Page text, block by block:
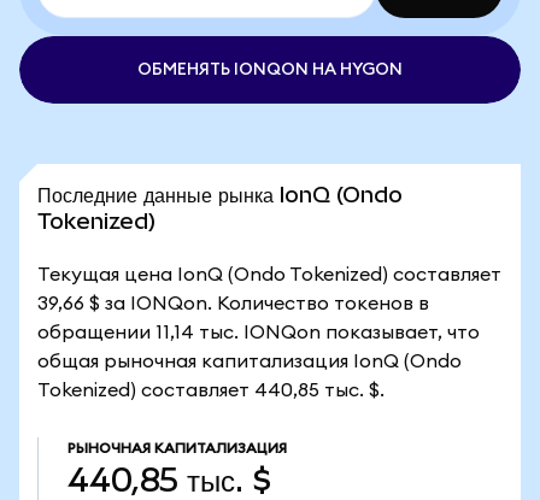
ОБМЕНЯТЬ IONQON НА HYGON
Последние данные рынка IonQ (Ondo
Tokenized)
Текущая цена IonQ (Ondo Tokenized) составляет
39,66 $ за IONQon. Количество токенов в
обращении 11,14 тыс. IONQon показывает, что
общая рыночная капитализация IonQ (Ondo
Tokenized) составляет 440,85 тыс. $.
РЫНОЧНАЯ КАПИТАЛИЗАЦИЯ
440,85 тыс. $